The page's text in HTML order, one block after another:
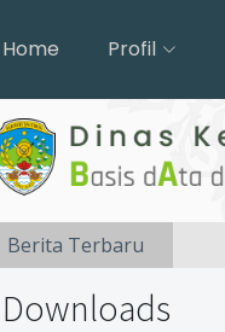
Home Profil
Berita Terbaru
Downloads